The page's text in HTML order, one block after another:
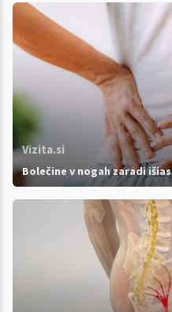
Vizita.si
Bolečine v nogah zaradi